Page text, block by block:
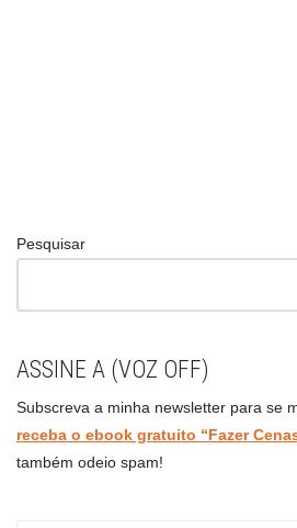
Pesquisar
ASSINE A (VOZ OFF)
Subscreva a minha newsletter para se
receba o ebook gratuito “Fazer
também odeio spam!